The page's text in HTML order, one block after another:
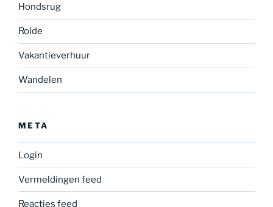
Hondsrug
Rolde
Vakantieverhuur
Wandelen
META
Login
Vermeldingen feed
Reacties feed